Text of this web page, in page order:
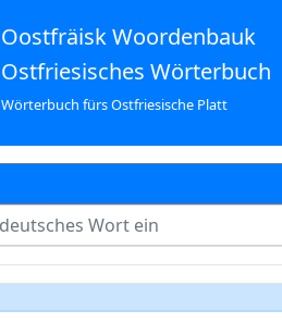
Oostfräisk Woordenbauk
Ostfriesisches Wörterbuch
Wörterbuch fürs Ostfriesische Platt